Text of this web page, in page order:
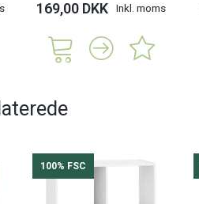
169,00 DKK Inkl. moms
100% FSC